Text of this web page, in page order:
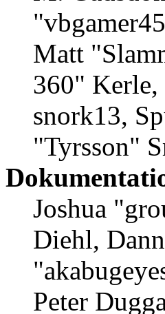
Matt
360"
snork13,
"Tyrsson"
Joshua
Diehl,
Peter